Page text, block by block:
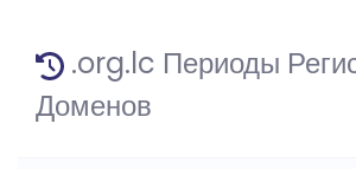
.org.lc Периоды
Доменов